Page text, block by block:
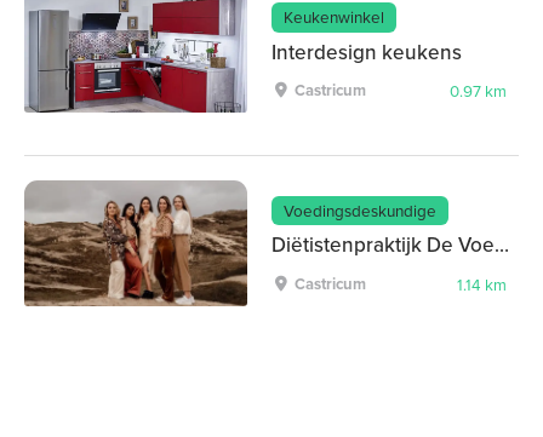
Keukenwinkel
Interdesign keukens
Castricum 0.97 km
Voedingsdeskundige
Diëtistenpraktijk De Voedingstuin
Castricum 1.14 km